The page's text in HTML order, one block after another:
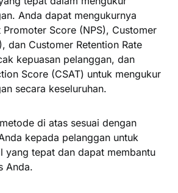
Anda dapat mengukurnya
Promoter Score (NPS), Customer
dan Customer Retention Rate
kepuasan pelanggan, dan
Score (CSAT) untuk mengukur
secara keseluruhan.
di atas sesuai dengan
kepada pelanggan untuk
yang tepat dan dapat membantu
Anda.